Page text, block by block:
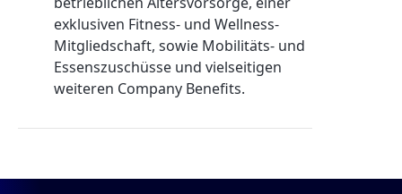
exklusiven Fitness- und Wellness-
Mitgliedschaft, sowie Mobilitäts- und
Essenszuschüsse und vielseitigen
weiteren Company Benefits.